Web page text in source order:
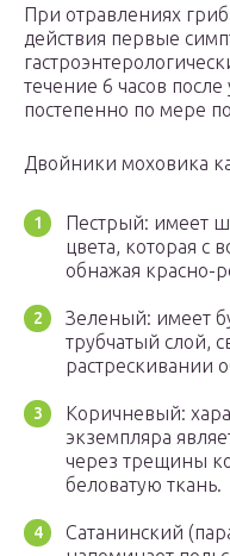
При отравлениях
действия первые
течение 6 часов
постепенно по мере
Двойники моховика
Пестрый: имеет
цвета, которая с
обнажая красно-
Зеленый: имеет
трубчатый слой,
растрескивании
Коричневый:
экземпляра
через трещины
беловатую ткань.
Сатанинский